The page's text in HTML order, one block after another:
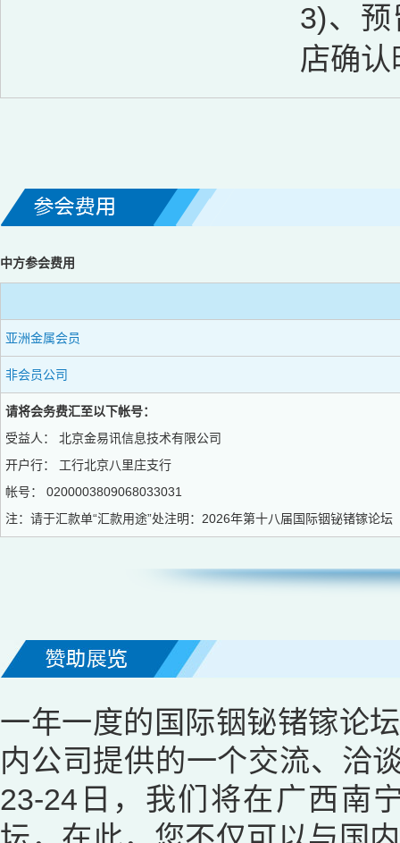
3)、
店确
中方参会费用
亚洲金属会员
非会员公司
请将会务费汇至以下帐号：
受益人： 北京金易讯信息技术有限公司
开户行： 工行北京八里庄支行
帐号： 0200003809068033031
注：请于汇款单“汇款用途”处注明：2026年第十八届国际铟铋锗镓论坛
1、建议参会代表提前填写注册表并交纳会务费。
予退费。以上退费均扣除10%手续费。
一年一度的国际铟铋锗镓论
内公司提供的一个交流、洽
23-24日，我们将在广西南